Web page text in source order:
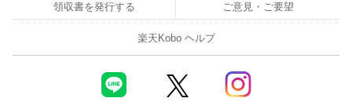
領収書を発行する ご意見・ご要望
楽天Kobo ヘルプ